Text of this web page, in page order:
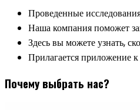
Проведенные
Наша компания поможет
Здесь вы можете узнать,
Прилагается приложение к
Почему выбрать нас?